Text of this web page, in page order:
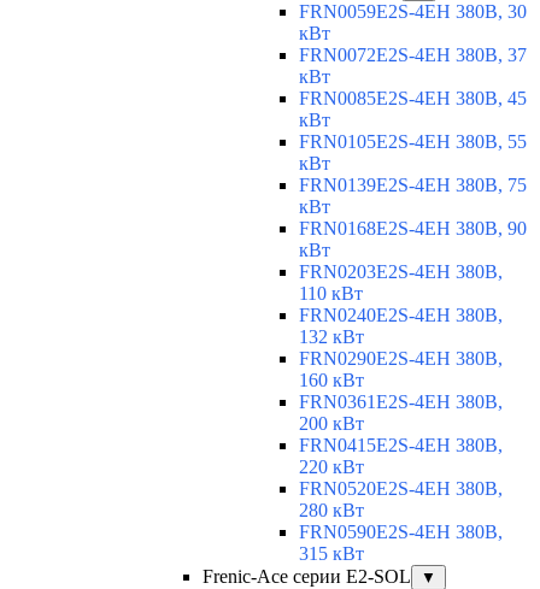
FRN0059E2S-4EH 380В, 30
кВт
FRN0072E2S-4EH 380В, 37
кВт
FRN0085E2S-4EH 380В, 45
кВт
FRN0105E2S-4EH 380В, 55
кВт
FRN0139E2S-4EH 380В, 75
кВт
FRN0168E2S-4EH 380В, 90
кВт
FRN0203E2S-4EH 380В,
110 кВт
FRN0240E2S-4EH 380В,
132 кВт
FRN0290E2S-4EH 380В,
160 кВт
FRN0361E2S-4EH 380В,
200 кВт
FRN0415E2S-4EH 380В,
220 кВт
FRN0520E2S-4EH 380В,
280 кВт
FRN0590E2S-4EH 380В,
315 кВт
Frenic-Ace серии E2-SOL
▼